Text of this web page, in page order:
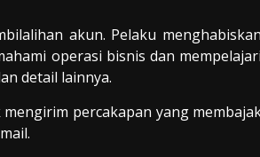
akun. Pelaku menghabiskan
operasi bisnis dan mempelajari
detail lainnya.
percakapan yang